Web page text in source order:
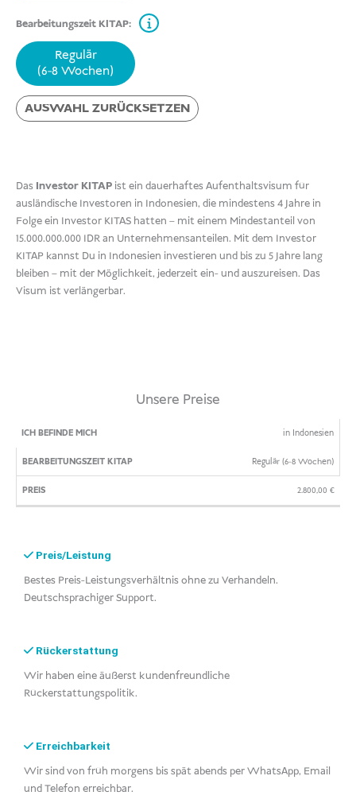
Bearbeitungszeit KITAP:
Regulär
(6-8 Wochen)
AUSWAHL ZURÜCKSETZEN
Das Investor KITAP ist ein dauerhaftes Aufenthaltsvisum für
ausländische Investoren in Indonesien, die mindestens 4 Jahre in
Folge ein Investor KITAS hatten – mit einem Mindestanteil von
15.000.000.000 IDR an Unternehmensanteilen. Mit dem Investor
KITAP kannst Du in Indonesien investieren und bis zu 5 Jahre lang
bleiben – mit der Möglichkeit, jederzeit ein- und auszureisen. Das
Visum ist verlängerbar.
Unsere Preise
ICH
MICH
BEARBEITUNGSZEIT
in Indonesien
Regulär (6-8 Wochen)
2.800,00€
Preis/Leistung
Bestes Preis-Leistungsverhältnis ohne zu Verhandeln.
Deutschsprachiger Support.
Rückerstattung
Wir haben eine äußerst kundenfreundliche
Rückerstattungspolitik.
Erreichbarkeit
Wir sind von früh morgens bis spät abends per WhatsApp, Email
und Telefon erreichbar.